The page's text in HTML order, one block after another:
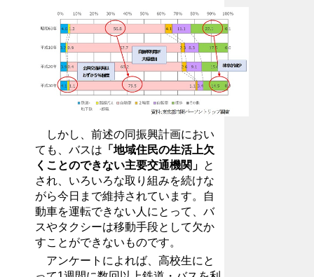
しかし、前述の同振興計画におい
ても、バスは 「地域住民の生活上欠
くことのできない主要交通機関」 と
され、いろいろな取り組みを続けな
がら今日まで維持されています。自
動車を運転できない人にとって、バ
スやタクシーは移動手段として欠か
すことができないものです。
アンケートによれば、高校生にと